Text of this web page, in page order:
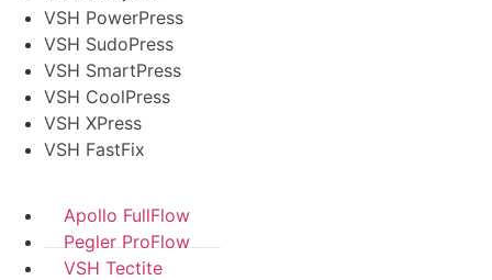
VSH PowerPress
VSH SudoPress
VSH SmartPress
VSH CoolPress
VSH XPress
VSH FastFix
Apollo FullFlow
Pegler ProFlow
VSH Tectite